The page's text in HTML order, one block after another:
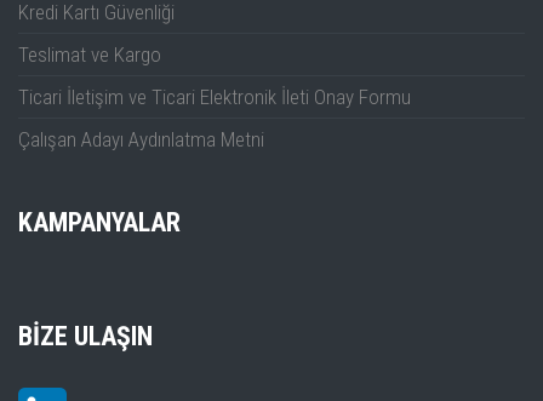
Kredi Kartı Güvenliği
Teslimat ve Kargo
Ticari İletişim ve Ticari Elektronik İleti Onay Formu
Çalışan Adayı Aydınlatma Metni
KAMPANYALAR
BIZE ULAŞIN